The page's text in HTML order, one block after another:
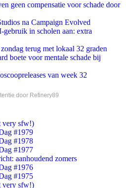
geen compensatie voor schade door
na Campaign Evolved
in scholen aan: extra
terug met lokaal 32 graden
boete voor mentale schade bij
van week 32
door Refinery89
very sfw!)
#1979
#1978
#1977
aanhoudend zomers
#1976
#1975
very sfw!)